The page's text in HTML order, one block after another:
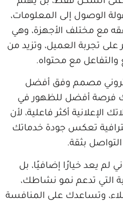
إلى المعلومات،
الأجهزة، وهي
وتزيد من
محتواه.
وفق أفضل
للظهور في
أكثر فاعلية، لأن
جودة خدماتك
إضافيًا، بل
نمو نشاطك،
على المنافسة